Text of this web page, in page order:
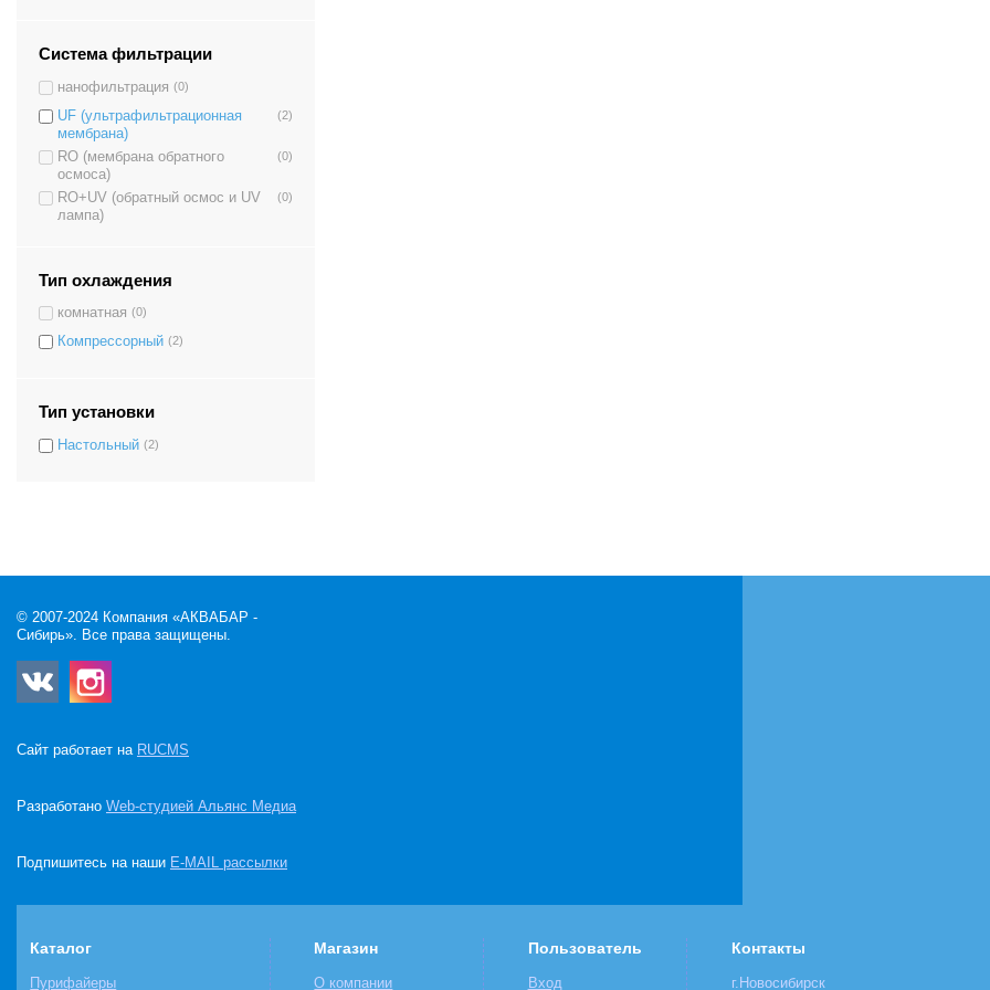
Система фильтрации
нанофильтрация (0)
UF (ультрафильтрационная
мембрана)
(2)
RO (мембрана обратного
осмоса)
(0)
RO+UV (обратный осмос и UV
лампа)
(0)
Тип охлаждения
комнатная (0)
Компрессорный (2)
Тип установки
Настольный (2)
© 2007-2024 Компания «АКВАБАР -
Сибирь». Все права защищены.
Сайт работает на RUCMS
Разработано Web-студией Альянс Медиа
Подпишитесь на наши E-MAIL рассылки
Каталог
Пурифайеры
Магазин
О компании
Пользователь
Вход
Контакты
г.Новосибирск